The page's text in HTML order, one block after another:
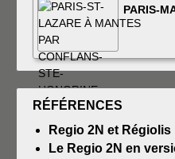
PARIS-
RÉFÉRENCES
Regio 2N et
Le Regio 2N en